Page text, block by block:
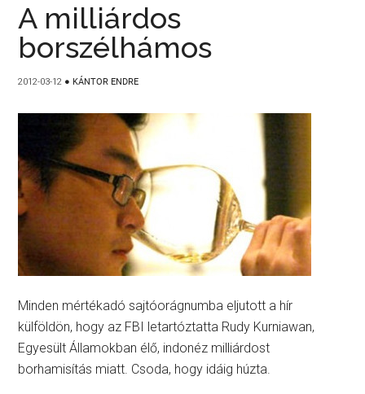
A milliárdos
borszélhámos
2012-03-12 ● KÁNTOR ENDRE
Minden mértékadó sajtóorágnumba eljutott a hír
külföldön, hogy az FBI letartóztatta Rudy Kurniawan,
Egyesült Államokban élő, indonéz milliárdost
borhamisítás miatt. Csoda, hogy idáig húzta.